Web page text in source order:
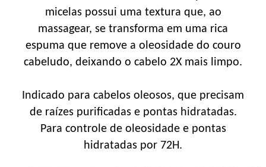
micelas possui uma textura que, ao
massagear, se transforma em uma rica
espuma que remove a oleosidade do couro
cabeludo, deixando o cabelo 2X mais limpo.
Indicado para cabelos oleosos, que precisam
de raízes purificadas e pontas hidratadas.
Para controle de oleosidade e pontas
hidratadas por 72H.